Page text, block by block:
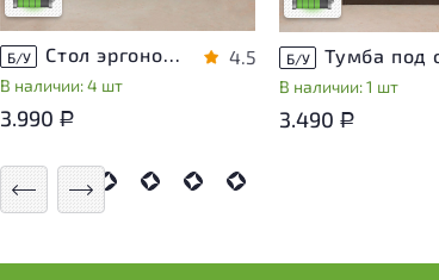
Б/У Стол эргономичный ЛДСП Венге
В наличии: 4 шт
4.5
3.990 Р
Б/У
В наличии: 1 шт
3.490 Р